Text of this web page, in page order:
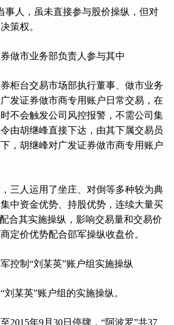
人，虽未直接参与股价操纵，但对
策权。
市业务部负责人参与其中
台交易市场部执行董事、做市业务
发证券做市商专用账户日常交易，在
不会触发公司风控报警，不需公司集
由胡继峰直接下达，由其下属交易员
，胡继峰对广发证券做市商专用账户
人运用了坐庄、对倒等多种较为典
中资金优势、持股优势，连续大量买
合其实施操纵，影响交易量和交易价
定价优势配合邵军操纵收盘价。
制“刘某英”账户组实施操纵
某英”账户组的实施操纵。
年9月30日停牌，“阿波罗”共37